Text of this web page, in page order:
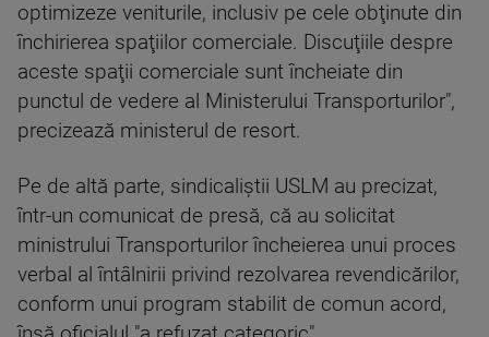
optimizeze veniturile, inclusiv pe cele obţinute din
închirierea spaţiilor comerciale. Discuţiile despre
aceste spaţii comerciale sunt încheiate din
punctul de vedere al Ministerului Transporturilor",
precizează ministerul de resort.
Pe de altă parte, sindicaliştii USLM au precizat,
într-un comunicat de presă, că au solicitat
ministrului Transporturilor încheierea unui proces
verbal al întâlnirii privind rezolvarea revendicărilor,
conform unui program stabilit de comun acord,